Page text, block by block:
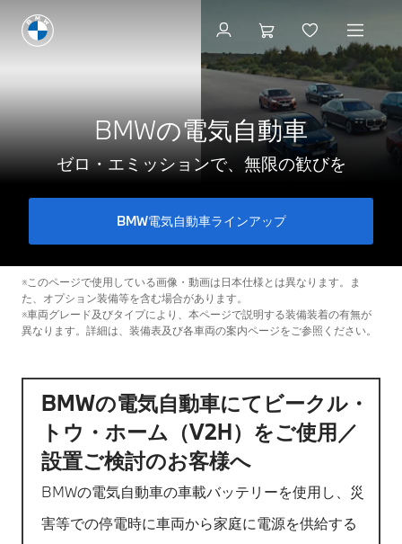
BMWの電気自動車
ゼロ・エミッションで、無限の歓びを
BMW電気自動車ラインアップ
※このページで使用している画像・動画は日本仕様とは異なります。ま
た、オプション装備等を含む場合があります。
※車両グレード及びタイプにより、本ページで説明する装備装着の有無が
異なります。詳細は、装備表及び各車両の案内ページをご参照ください。
試乗を予約する
BMWの電気自動車にてビークル・
トウ・ホーム（V2H）をご使用／
設置ご検討のお客様へ
BMWの電気自動車の車載バッテリーを使用し、災
害等での停電時に車両から家庭に電源を供給する